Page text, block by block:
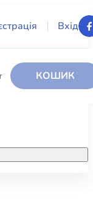
Вхід
КОШИК